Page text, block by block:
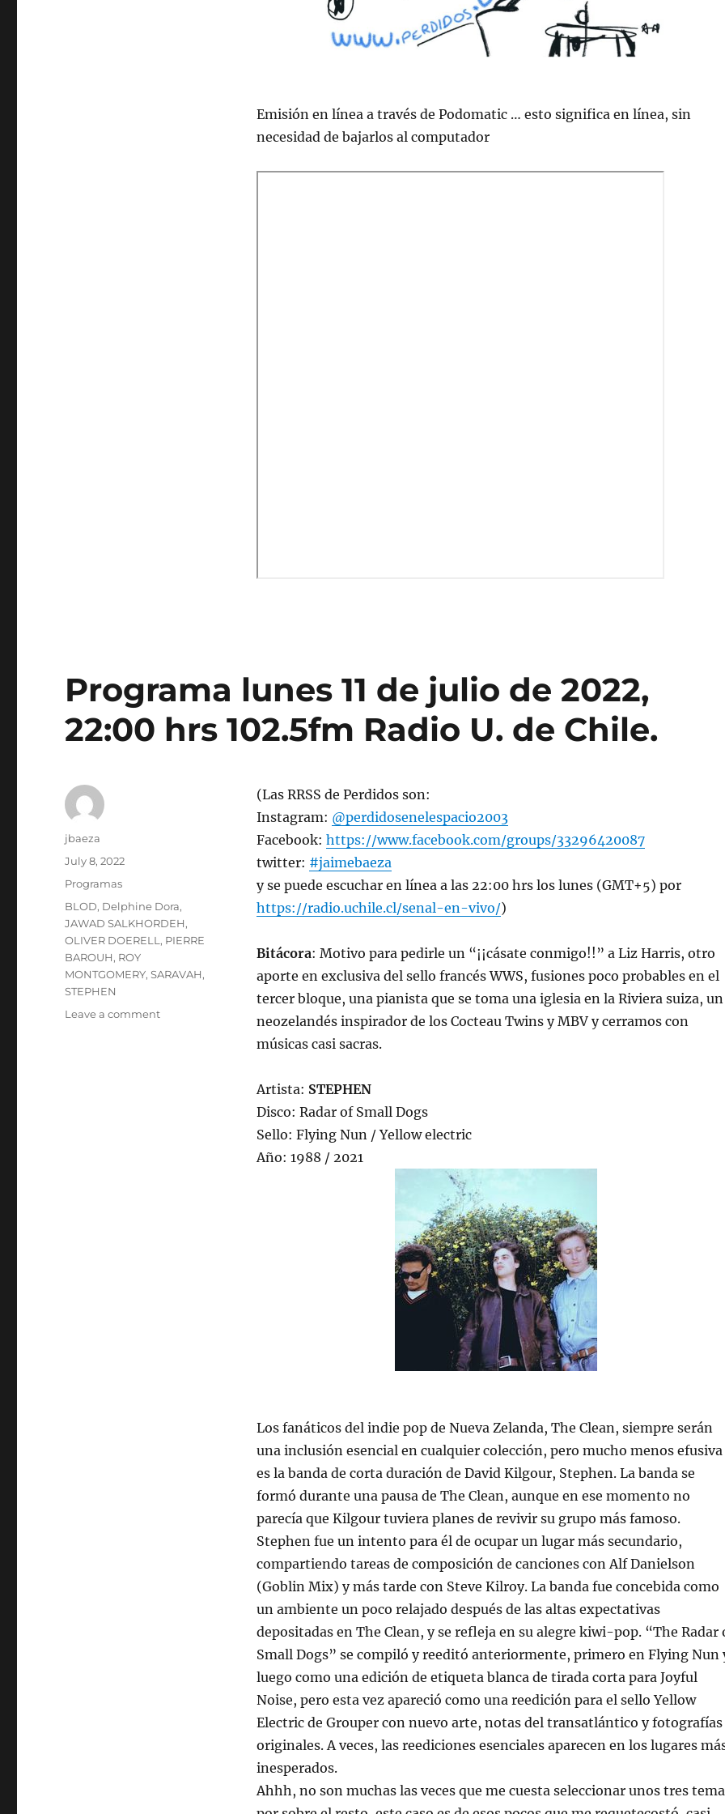
Emisión en lí­nea a través de Podomatic … esto significa en lí­nea, sin
necesidad de bajarlos al computador
Programa lunes 11 de julio de 2022,
22:00 hrs 102.5fm Radio U. de Chile.
(Las RRSS de Perdidos son:
Instagram: @perdidosenelespacio2003
Facebook: https://www.facebook.com/groups/33296420087
twitter: #jaimebaeza
y se puede escuchar en línea a las 22:00 hrs los lunes (GMT+5) por
https://radio.uchile.cl/senal-en-vivo/)
Bitácora: Motivo para pedirle un “¡¡cásate conmigo!!” a Liz Harris, otro
aporte en exclusiva del sello francés WWS, fusiones poco probables en el
tercer bloque, una pianista que se toma una iglesia en la Riviera suiza, un
neozelandés inspirador de los Cocteau Twins y MBV y cerramos con
músicas casi sacras.
Artista: STEPHEN
Disco: Radar of Small Dogs
Sello: Flying Nun / Yellow electric
Año: 1988 / 2021
Los fanáticos del indie pop de Nueva Zelanda, The Clean, siempre serán
una inclusión esencial en cualquier colección, pero mucho menos efusiva
es la banda de corta duración de David Kilgour, Stephen. La banda se
formó durante una pausa de The Clean, aunque en ese momento no
parecía que Kilgour tuviera planes de revivir su grupo más famoso.
Stephen fue un intento para él de ocupar un lugar más secundario,
compartiendo tareas de composición de canciones con Alf Danielson
(Goblin Mix) y más tarde con Steve Kilroy. La banda fue concebida como
un ambiente un poco relajado después de las altas expectativas
depositadas en The Clean, y se refleja en su alegre kiwi-pop. “The Radar
Small Dogs” se compiló y reeditó anteriormente, primero en Flying Nun
luego como una edición de etiqueta blanca de tirada corta para Joyful
Noise, pero esta vez apareció como una reedición para el sello Yellow
Electric de Grouper con nuevo arte, notas del transatlántico y fotografías
originales. A veces, las reediciones esenciales aparecen en los lugares
inesperados.
Ahhh, no son muchas las veces que me cuesta seleccionar unos tres
Author
jbaeza
Posted
July 8, 2022
Categories
Programas
Tags
BLOD, Delphine Dora,
JAWAD SALKHORDEH,
OLIVER DOERELL , PIERRE
BAROUH, ROY
MONTGOMERY,SARAVAH,
STEPHEN
Leave a commenton